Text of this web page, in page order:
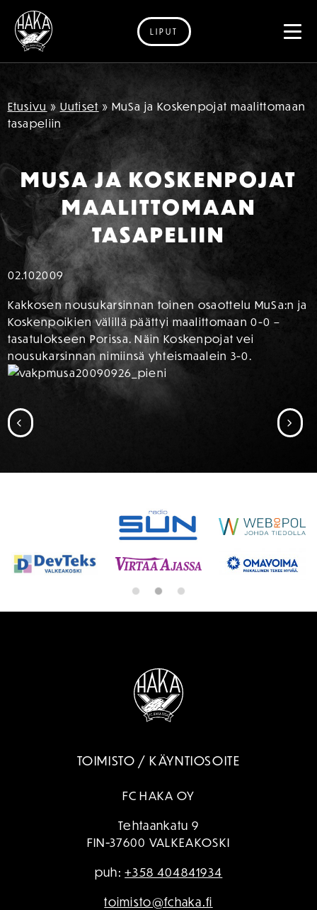
Siirry sisältöön
LIPUT
Etusivu » Uutiset » MuSa ja Koskenpojat maalittomaan
tasapeliin
MUSA JA KOSKENPOJAT
MAALITTOMAAN
TASAPELIIN
02.102009
Kakkosen nousukarsinnan toinen osaottelu MuSa:n ja
Koskenpoikien välillä päättyi maalittomaan 0-0 –
tasatulokseen Porissa. Näin Koskenpojat vei
nousukarsinnan nimiinsä yhteismaalein 3-0.
SIIRRY EDELLISEEN
TOIMISTO / KÄYNTIOSOITE
FC HAKA OY
Tehtaankatu 9
FIN-37600 VALKEAKOSKI
puh:+358 404841934
toimisto@fchaka.fi